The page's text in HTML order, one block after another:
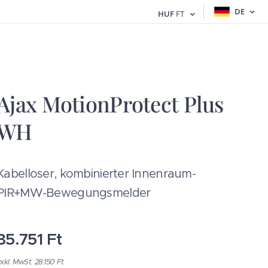
HUF FT DE
MotionProtect Plus
kombinierter Innenraum-
Bewegungsmelder
Ft
MwSt. 28.150 Ft